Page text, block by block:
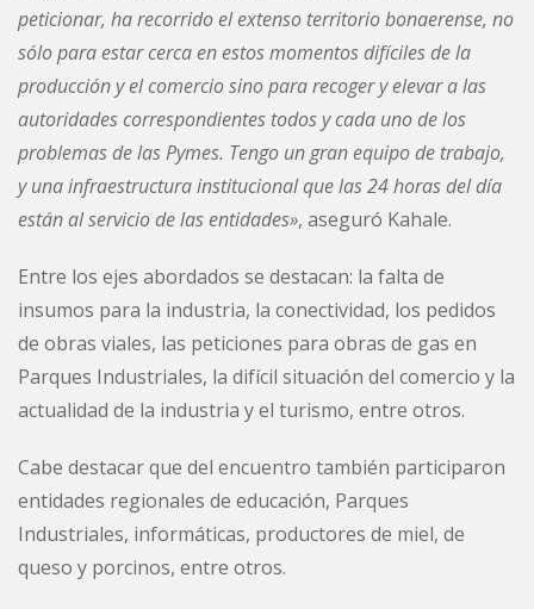
peticionar, ha recorrido el extenso territorio bonaerense, no
sólo para estar cerca en estos momentos difíciles de la
producción y el comercio sino para recoger y elevar a las
autoridades correspondientes todos y cada uno de los
problemas de las Pymes. Tengo un gran equipo de trabajo,
y una infraestructura institucional que las 24 horas del día
están al servicio de las entidades», aseguró Kahale.
Entre los ejes abordados se destacan: la falta de
insumos para la industria, la conectividad, los pedidos
de obras viales, las peticiones para obras de gas en
Parques Industriales, la difícil situación del comercio y la
actualidad de la industria y el turismo, entre otros.
Cabe destacar que del encuentro también participaron
entidades regionales de educación, Parques
Industriales, informáticas, productores de miel, de
queso y porcinos, entre otros.